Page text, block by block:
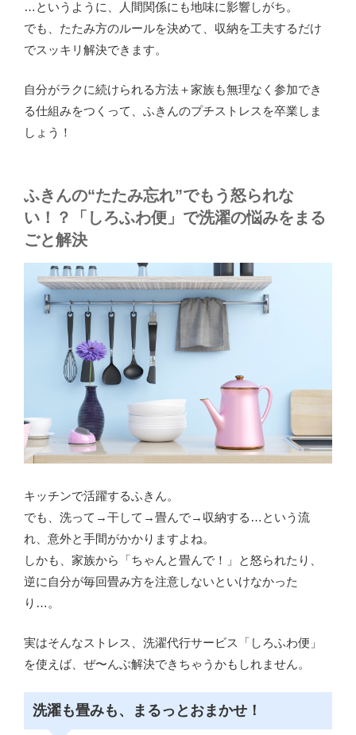
…というように、人間関係にも地味に影響しがち。
でも、たたみ方のルールを決めて、収納を工夫するだけ
でスッキリ解決できます。
自分がラクに続けられる方法＋家族も無理なく参加でき
る仕組みをつくって、ふきんのプチストレスを卒業しま
しょう！
ふきんの“たたみ忘れ”でもう怒られな
い！？「しろふわ便」で洗濯の悩みをまる
ごと解決
キッチンで活躍するふきん。
でも、洗って→干して→畳んで→収納する…という流
れ、意外と手間がかかりますよね。
しかも、家族から「ちゃんと畳んで！」と怒られたり、
逆に自分が毎回畳み方を注意しないといけなかった
り…。
実はそんなストレス、洗濯代行サービス「しろふわ便」
を使えば、ぜ〜んぶ解決できちゃうかもしれません。
洗濯も畳みも、まるっとおまかせ！